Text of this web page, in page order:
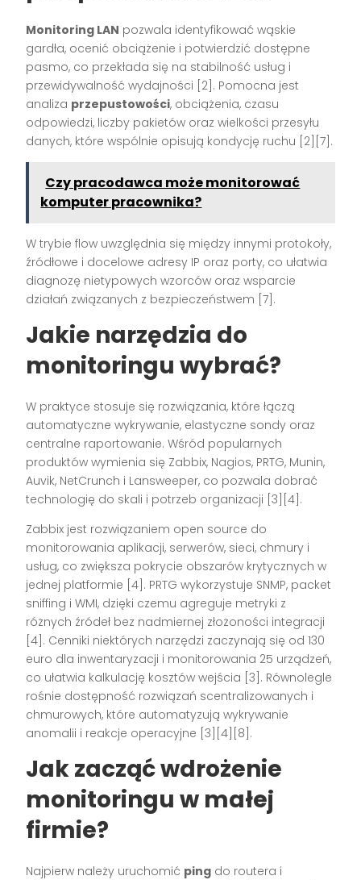
Monitoring LAN pozwala identyfikować wąskie
gardła, ocenić obciążenie i potwierdzić dostępne
pasmo, co przekłada się na stabilność usług i
przewidywalność wydajności [2]. Pomocna jest
analiza przepustowości, obciążenia, czasu
odpowiedzi, liczby pakietów oraz wielkości przesyłu
danych, które wspólnie opisują kondycję ruchu [2][7].
Czy pracodawca może monitorować
komputer pracownika?
W trybie flow uwzględnia się między innymi protokoły,
źródłowe i docelowe adresy IP oraz porty, co ułatwia
diagnozę nietypowych wzorców oraz wsparcie
działań związanych z bezpieczeństwem [7].
Jakie narzędzia do
monitoringu wybrać?
W praktyce stosuje się rozwiązania, które łączą
automatyczne wykrywanie, elastyczne sondy oraz
centralne raportowanie. Wśród popularnych
produktów wymienia się Zabbix, Nagios, PRTG, Munin,
Auvik, NetCrunch i Lansweeper, co pozwala dobrać
technologię do skali i potrzeb organizacji [3][4].
Zabbix jest rozwiązaniem open source do
monitorowania aplikacji, serwerów, sieci, chmury i
usług, co zwiększa pokrycie obszarów krytycznych w
jednej platformie [4]. PRTG wykorzystuje SNMP, packet
sniffing i WMI, dzięki czemu agreguje metryki z
różnych źródeł bez nadmiernej złożoności integracji
[4]. Cenniki niektórych narzędzi zaczynają się od 130
euro dla inwentaryzacji i monitorowania 25 urządzeń,
co ułatwia kalkulację kosztów wejścia [3]. Równolegle
rośnie dostępność rozwiązań scentralizowanych i
chmurowych, które automatyzują wykrywanie
anomalii i reakcje operacyjne [3][4][8].
Jak zacząć wdrożenie
monitoringu w małej
firmie?
Najpierw należy uruchomić ping do routera i